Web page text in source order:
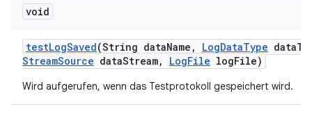
void
testLogSaved(String dataName , LogDataType data
StreamSource dataStream, LogFile logFile)
Wird aufgerufen, wenn das Testprotokoll gespeichert wird.